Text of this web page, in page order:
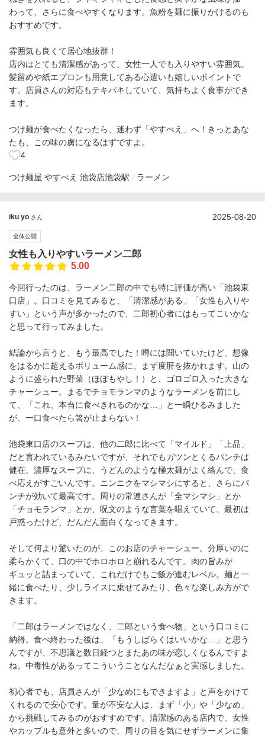
わって、さらに食べやすくなります。魚粉を麺に振りかけるのも
おすすめです。
雰囲気も良くて居心地抜群！
店内はとても清潔感があって、女性一人でも入りやすい雰囲気。
髪留めや紙エプロンも用意してある心遣いも嬉しいポイントで
す。店員さんの対応もテキパキしていて、気持ちよく食事ができ
ます。
つけ麺が食べたくなったら、迷わず「やすべえ」へ！きっとあな
たも、この味の虜になるはずですよ。
4
つけ麺屋 やすべえ 池袋店池袋駅 ラーメン
iku yo さん 2025-08-20
全体公開
女性も入りやすいラーメン二郎
5.00
今回行ったのは、ラーメン二郎の中でも特に評価が高い「池袋東
口店」。口コミを見てみると、「清潔感がある」「女性も入りや
すい」という声が多かったので、二郎初心者にはもってこいかな
と思って行ってみました。
結論から言うと、もう最高でした！噂には聞いていたけど、想像
をはるかに超えるボリューム感に、まず度肝を抜かれます。山の
ように盛られた野菜（ほぼもやし！）と、ゴロゴロ入った大きな
チャーシュー。まるでチョモランマのようなラーメンを前にし
て、「これ、本当に食べきれるのかな…」と一瞬ひるみました
が、一口食べたら箸が止まらない！
池袋東口店のスープは、他の二郎に比べて「マイルド」「上品」
だと言われているみたいですが、それでもガツンとくるパンチは
健在。濃厚なスープに、うどんのような極太麺がよく絡んで、食
べ応えがすごいんです。ニンニクをマシマシにすると、さらにパ
ンチが効いて最高です。周りの常連さんが「全マシマシ」とか
「チョモランマ」とか、呪文のような言葉を唱えていて、最初は
戸惑ったけど、だんだん面白くなってきます。
そして何より驚いたのが、このお店のチャーシュー。分厚いのに
柔らかくて、口の中でホロホロと崩れるんです。肉の旨みが
ギュッと詰まっていて、これだけでもご飯が進むレベル。麺と一
緒に食べたり、少しライスに乗せてみたり、色々な楽しみ方がで
きます。
「二郎はラーメンではなく、二郎という食べ物」という口コミに
納得。食べ終わった後は、「もうしばらくはいいかな…」と思う
んですが、不思議と数日経つとまたあの味が恋しくなるんですよ
ね。中毒性があるってこういうことなんだなぁと実感しました。
初心者でも、店員さんが「少なめにもできますよ」と声をかけて
くれるので安心です。量が不安な人は、まず「小」や「少なめ」
から挑戦してみるのがおすすめです。清潔感のある店内で、女性
やカップルも意外と多いので、周りの目を気にせずラーメンに集